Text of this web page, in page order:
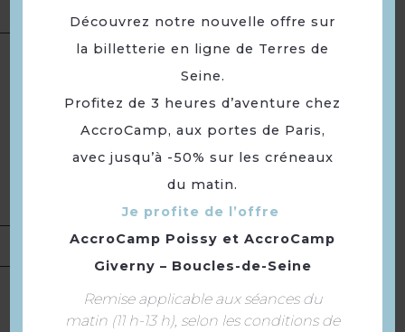
été pour tous »
Présentation
Type(s) :Nature et détente
Catégorie(s) :
découverte dans le cadre d'un
Thème(s) :Eau · Agriculture ·
Environnement /
Développement durable
Portée : Départementale
Gratuit.
Samedi 4 juillet 2026 de 14h à
16h.
Découvrez notre nouvelle offre sur
la billetterie en ligne de Terres de
Seine.
Profitez de 3 heures d’aventure chez
AccroCamp, aux portes de Paris,
avec jusqu’à -50% sur les créneaux
du matin.
Je profite de l’offre
AccroCamp Poissy et AccroCamp
Giverny – Boucles-de-Seine
Remise applicable aux séances du
matin (11 h-13 h), selon les conditions de